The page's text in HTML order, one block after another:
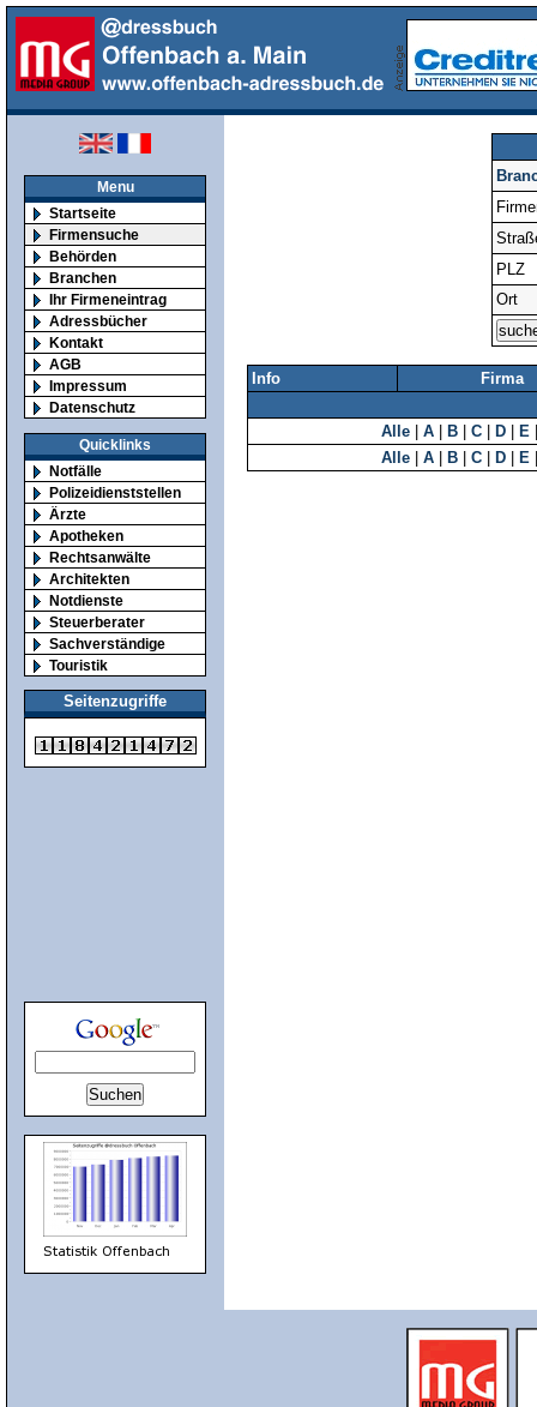
Menu
Startseite
Firmensuche
Behörden
Branchen
Ihr Firmeneintrag
Adressbücher
Kontakt
AGB
Impressum
Datenschutz
Quicklinks
Notfälle
Polizeidienststellen
Ärzte
Apotheken
Rechtsanwälte
Architekten
Notdienste
Steuerberater
Sachverständige
Touristik
Seitenzugriffe
PLZ
Ort
Info Firma
Alle A B C D E
Alle
A B C D E